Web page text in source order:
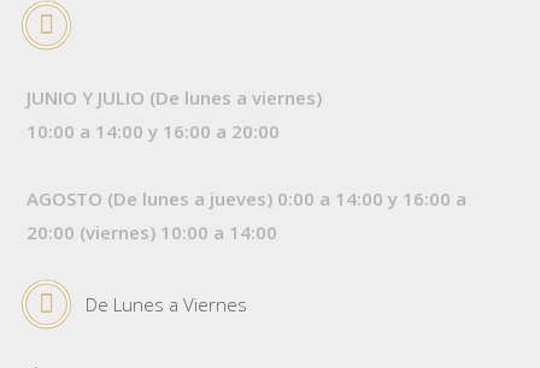
JUNIO Y JULIO (De lunes a viernes)
10:00 a 14:00 y 16:00 a 20:00
AGOSTO (De lunes a jueves) 0:00 a 14:00 y 16:00 a
20:00 (viernes) 10:00 a 14:00
De Lunes a Viernes